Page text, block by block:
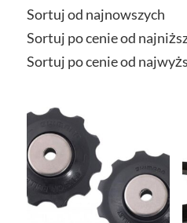
Sortuj od najnowszych
Sortuj po cenie od
Sortuj po cenie od